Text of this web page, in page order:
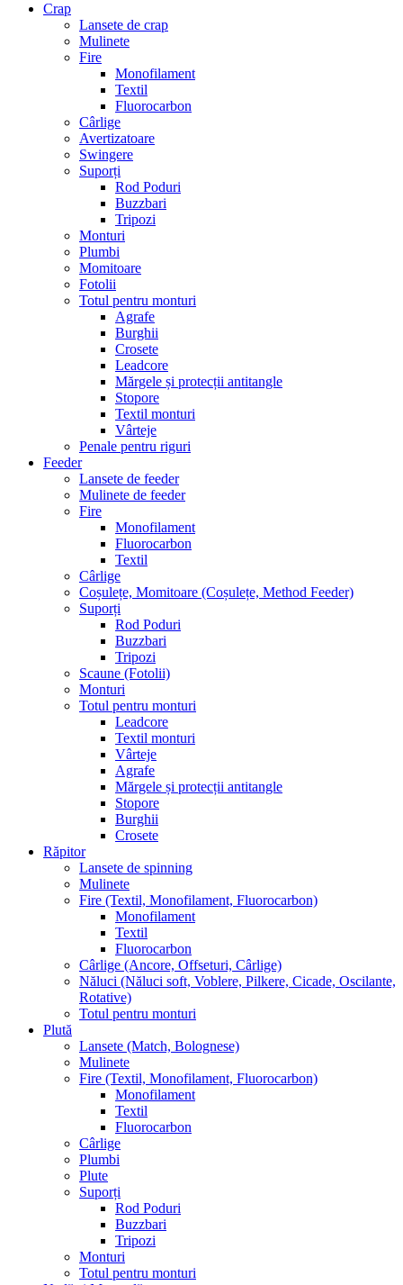
Crap
Lansete de crap
Mulinete
Fire
Monofilament
Textil
Fluorocarbon
Cârlige
Avertizatoare
Swingere
Suporți
Rod Poduri
Buzzbari
Tripozi
Monturi
Plumbi
Momitoare
Fotolii
Totul pentru monturi
Agrafe
Burghii
Crosete
Leadcore
Mărgele și protecții antitangle
Stopore
Textil monturi
Vârteje
Penale pentru riguri
Feeder
Lansete de feeder
Mulinete de feeder
Fire
Monofilament
Fluorocarbon
Textil
Cârlige
Coșulețe, Momitoare (Coșulețe, Method Feeder)
Suporți
Rod Poduri
Buzzbari
Tripozi
Scaune (Fotolii)
Monturi
Totul pentru monturi
Leadcore
Textil monturi
Vârteje
Agrafe
Mărgele și protecții antitangle
Stopore
Burghii
Crosete
Răpitor
Lansete de spinning
Mulinete
Fire (Textil, Monofilament, Fluorocarbon)
Monofilament
Textil
Fluorocarbon
Cârlige (Ancore, Offseturi, Cârlige)
Năluci (Năluci soft, Voblere, Pilkere, Cicade, Oscilante,
Rotative)
Totul pentru monturi
Plută
Lansete (Match, Bolognese)
Mulinete
Fire (Textil, Monofilament, Fluorocarbon)
Monofilament
Textil
Fluorocarbon
Cârlige
Plumbi
Plute
Suporți
Rod Poduri
Buzzbari
Tripozi
Monturi
Totul pentru monturi